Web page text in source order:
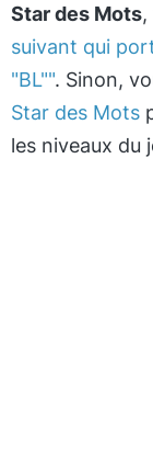
Star des Mots
suivant qui
"BL"". Sinon,
Star des Mots
les niveaux du